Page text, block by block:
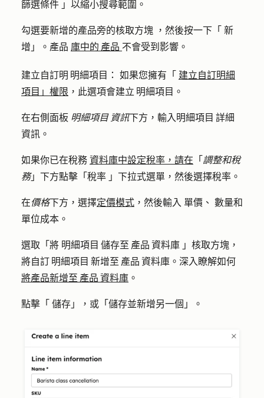
篩選條件 」以縮小搜尋範圍。
勾選要新增的產品旁的核取方塊 ，然後按一下「 新
增 」。產品 庫中的 產品 不會受到影響。
建立自訂明 明細項目： 如果您擁有「 建立自訂明細
項目」權限 ，此選項會建立 明細項目。
在右側面板 明細項目 資訊下方，輸入 明細項目 詳細
資訊 。
如果你已在稅務 資料庫中設定稅率，請在 「 調整和稅
務」下方點擊「 稅率 」下拉式選單，然後選擇稅率 。
在價格下方，選擇定價模式 ，然後輸入 單價 、 數量和
單位成本 。
選取「將 明細項目 儲存至 產品 資料庫 」核取方塊，
將自訂 明細項目 新增至 產品 資料庫。深入瞭解如何
將產品新增至 產品 資料庫 。
點擊「 儲存」 ，或「 儲存並新增另一個 」。